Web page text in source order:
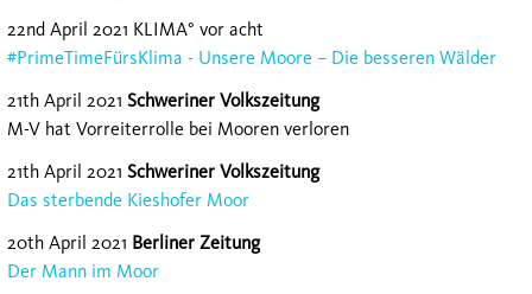
22nd April 2021 KLIMA° vor acht
#PrimeTimeFürsKlima - Unsere Moore – Die besseren Wälder
21th April 2021 Schweriner Volkszeitung
M-V hat Vorreiterrolle bei Mooren verloren
21th April 2021 Schweriner Volkszeitung
Das sterbende Kieshofer Moor
20th April 2021 Berliner Zeitung
Der Mann im Moor